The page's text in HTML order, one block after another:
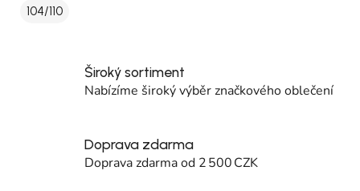
104/110
Široký sortiment
Nabízíme široký výběr značkového oblečení
Doprava zdarma
Doprava zdarma od 2 500 CZK